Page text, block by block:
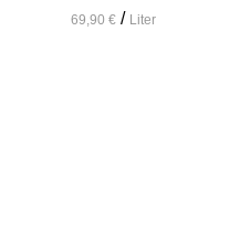
69,90€ / Liter